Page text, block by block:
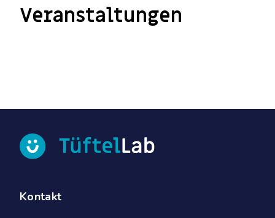
Veranstaltungen
Kontakt